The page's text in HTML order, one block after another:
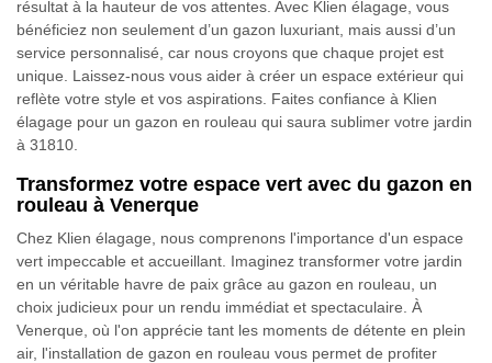
résultat à la hauteur de vos attentes. Avec Klien élagage, vous
bénéficiez non seulement d’un gazon luxuriant, mais aussi d’un
service personnalisé, car nous croyons que chaque projet est
unique. Laissez-nous vous aider à créer un espace extérieur qui
reflète votre style et vos aspirations. Faites confiance à Klien
élagage pour un gazon en rouleau qui saura sublimer votre jardin
à 31810.
Transformez votre espace vert avec du gazon en
rouleau à Venerque
Chez Klien élagage, nous comprenons l'importance d'un espace
vert impeccable et accueillant. Imaginez transformer votre jardin
en un véritable havre de paix grâce au gazon en rouleau, un
choix judicieux pour un rendu immédiat et spectaculaire. À
Venerque, où l'on apprécie tant les moments de détente en plein
air, l'installation de gazon en rouleau vous permet de profiter